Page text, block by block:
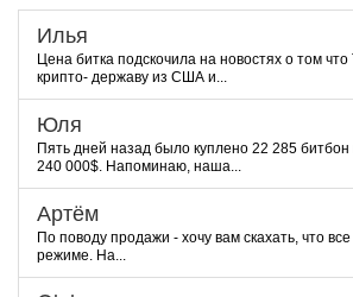
Илья
Цена битка подскочила на новостях о том
крипто- державу из США и...
Юля
Пять дней назад было куплено 22 285
240 000$. Напоминаю, наша...
Артём
По поводу продажи - хочу вам скахать, что
режиме. На...